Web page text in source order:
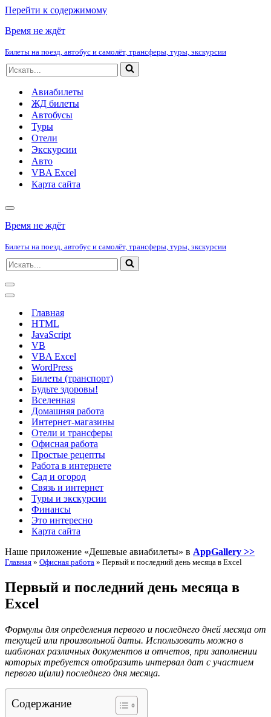
Перейти к содержимому
Время не ждёт
Билеты на поезд, автобус и самолёт, трансферы, туры, экскурсии
Искать...
Авиабилеты
ЖД билеты
Автобусы
Туры
Отели
Экскурсии
Авто
VBA Excel
Карта сайта
Меню
навигации
Время не ждёт
Билеты на поезд, автобус и самолёт, трансферы, туры, экскурсии
Искать...
Меню
навигации
Меню
навигацииГлавная
HTML
JavaScript
VB
VBA Excel
WordPress
Билеты (транспорт)
Будьте здоровы!
Вселенная
Домашняя работа
Интернет-магазины
Отели и трансферы
Офисная работа
Простые рецепты
Работа в интернете
Сад и огород
Связь и интернет
Туры и экскурсии
Финансы
Это интересно
Карта сайта
Наше приложение «Дешевые авиабилеты» в AppGallery >>
Главная » Офисная работа » Первый и последний день месяца в Excel
Первый и последний день месяца в
Excel
Формулы для определения первого и последнего дней месяца от
текущей или произвольной даты. Использовать можно в
шаблонах различных документов и отчетов, при заполнении
которых требуется отобразить интервал дат с участием
первого и(или) последнего дня месяца.
Содержание